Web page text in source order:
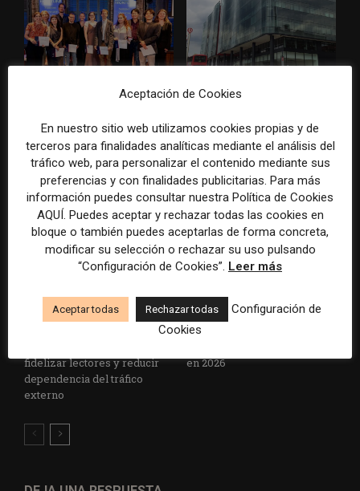
Doce lecciones de Oxford
retórica sobre innovación y
más método periodístico
El periodista ya no basta: los
sus redacciones con perfiles
que no existían hace cinco
años
Las aplicaciones móviles
ganan peso para los medios
fidelizar lectores y reducir
dependencia del tráfico
externo
La desinformación, los
recortes y la IA concentran la
en 2026
Aceptación de Cookies
En nuestro sitio web utilizamos cookies propias y de
terceros para finalidades analíticas mediante el análisis del
tráfico web, para personalizar el contenido mediante sus
preferencias y con finalidades publicitarias. Para más
información puedes consultar nuestra Política de Cookies
AQUÍ. Puedes aceptar y rechazar todas las cookies en
bloque o también puedes aceptarlas de forma concreta,
modificar su selección o rechazar su uso pulsando
“Configuración de Cookies”. Leer más
Aceptar todas Rechazar todas
Configuración de
Cookies